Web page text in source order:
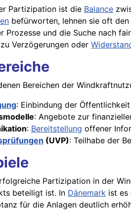
Partizipation ist die Balance
befürworten, lehnen sie oft
Prozesse und die Suche nach
Verzögerungen oder
Bereichen der
: Einbindung der
: Angebote zur
: Bereitstellung offener
(UVP): Teilhabe der
Partizipation in der
beteiligt ist. In Dänemark ist es
für die Anlagen deutlich